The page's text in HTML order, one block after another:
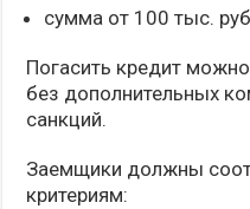
сумма от 100 тыс.
Погасить кредит
без дополнительных
санкций.
Заемщики должны
критериям: